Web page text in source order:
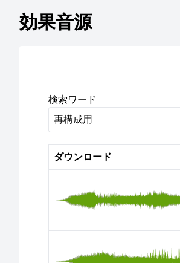
効果音源
検索ワード
ダウンロード